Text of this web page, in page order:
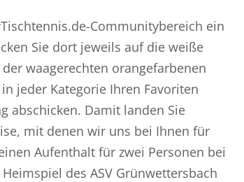
Communitybereich ein
Sie dort jeweils auf die weiße
der waagerechten orangefarbenen
jeder Kategorie Ihren Favoriten
abschicken. Damit landen Sie
mit denen wir uns bei Ihnen für
Aufenthalt für zwei Personen bei
des ASV Grünwettersbach